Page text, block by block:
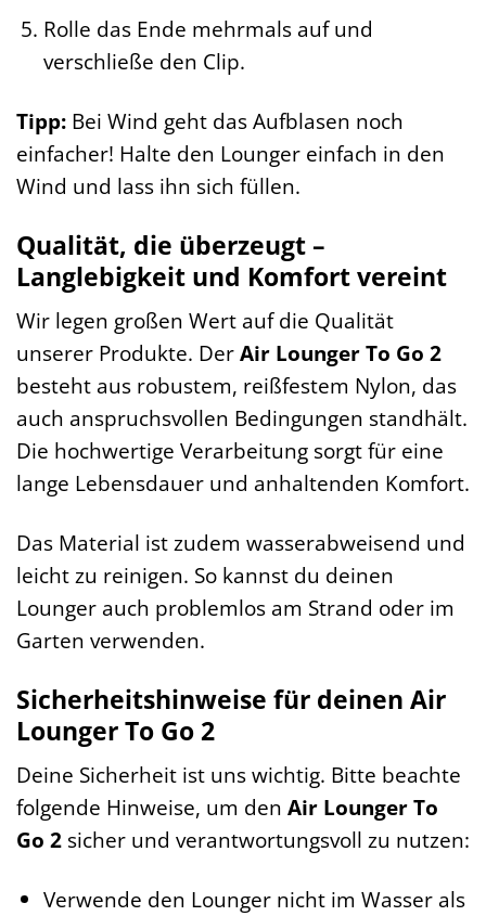
Rolle das Ende mehrmals auf und
verschließe den Clip.
Tipp: Bei Wind geht das Aufblasen noch
einfacher! Halte den Lounger einfach in den
Wind und lass ihn sich füllen.
Qualität, die überzeugt –
Langlebigkeit und Komfort vereint
Wir legen großen Wert auf die Qualität
unserer Produkte. DerAir Lounger To Go 2
besteht aus robustem, reißfestem Nylon, das
auch anspruchsvollen Bedingungen standhält.
Die hochwertige Verarbeitung sorgt für eine
lange Lebensdauer und anhaltenden Komfort.
Das Material ist zudem wasserabweisend und
leicht zu reinigen. So kannst du deinen
Lounger auch problemlos am Strand oder im
Garten verwenden.
Sicherheitshinweise für deinen Air
Lounger To Go 2
Deine Sicherheit ist uns wichtig. Bitte beachte
folgende Hinweise, um den Air Lounger To
Go 2 sicher und verantwortungsvoll zu nutzen:
Verwende den Lounger nicht im Wasser als